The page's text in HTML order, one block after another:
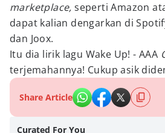
marketplace, seperti Amazon
dapat kalian dengarkan di
dan Joox.
Itu dia lirik lagu Wake Up! - AAA
terjemahannya! Cukup asik
Share Article
Curated For You